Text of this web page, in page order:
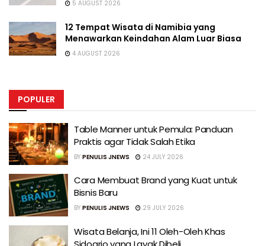
5 AUGUST 2026
12 Tempat Wisata di Namibia yang
Menawarkan Keindahan Alam Luar Biasa
4 AUGUST 2026
POPULER
Table Manner untuk Pemula: Panduan
Praktis agar Tidak Salah Etika
BY PENULIS JNEWS 24 JULY 2026
Cara Membuat Brand yang Kuat untuk
Bisnis Baru
BY PENULIS JNEWS 29 JULY 2026
Wisata Belanja, Ini 11 Oleh-Oleh Khas